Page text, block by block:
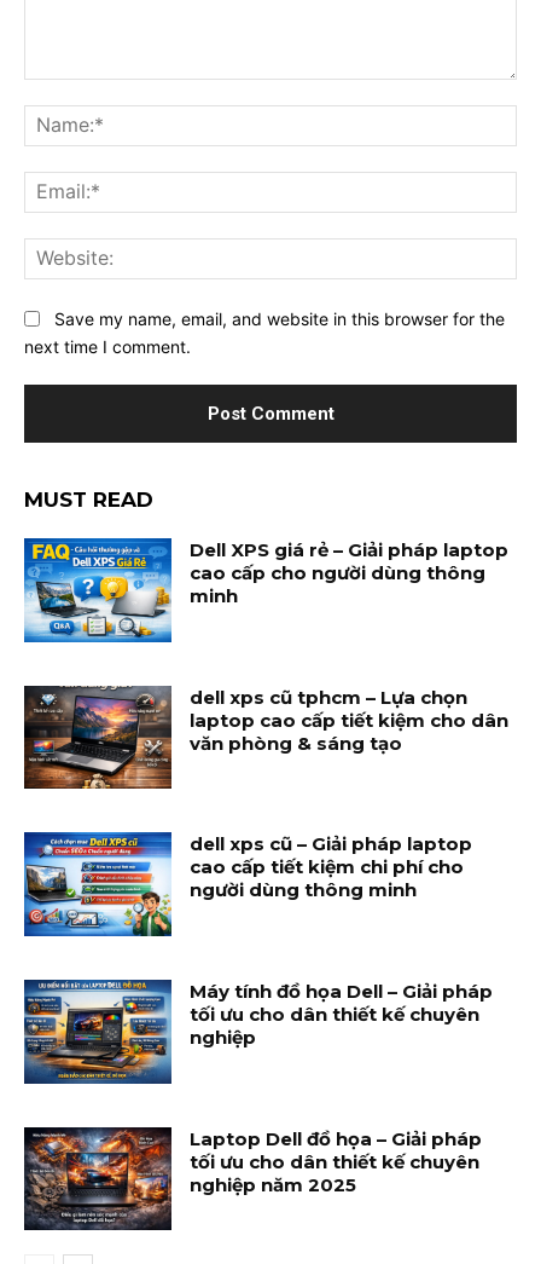
Save my name, email, and website in this browser for the
next time I comment.
MUST READ
Dell XPS giá rẻ – Giải pháp laptop
cao cấp cho người dùng thông
minh
dell xps cũ tphcm – Lựa chọn
laptop cao cấp tiết kiệm cho dân
văn phòng & sáng tạo
dell xps cũ – Giải pháp laptop
cao cấp tiết kiệm chi phí cho
người dùng thông minh
Máy tính đồ họa Dell – Giải pháp
tối ưu cho dân thiết kế chuyên
nghiệp
Laptop Dell đồ họa – Giải pháp
tối ưu cho dân thiết kế chuyên
nghiệp năm 2025